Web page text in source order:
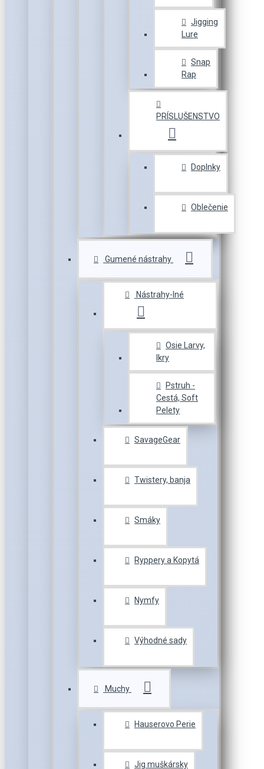
Jigging
Lure
Snap
Rap
PRÍSLUŠENSTVO
Doplnky
Oblečenie
Gumené nástrahy
Nástrahy-Iné
Osie Larvy,
Ikry
Pstruh -
Cestá, Soft
Pelety
SavageGear
Twistery, banja
Smáky
Ryppery a Kopytá
Nymfy
Výhodné sady
Muchy
Hauserovo Perie
Jig muškársky